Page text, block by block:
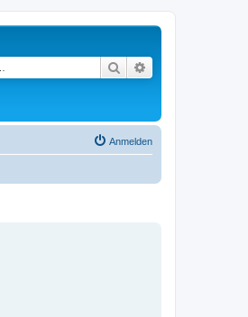
Suche
Anmelden